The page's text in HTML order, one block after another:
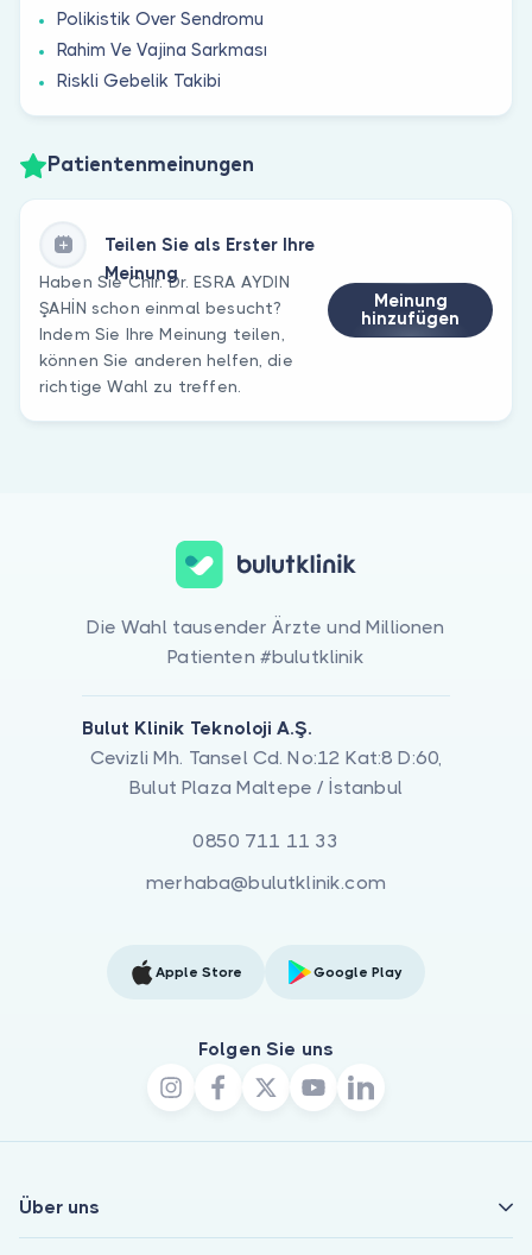
Polikistik Over Sendromu
Rahim Ve Vajina Sarkması
Riskli Gebelik Takibi
Patientenmeinungen
Teilen Sie als Erster Ihre
Meinung
Haben Sie Chir. Dr. ESRA AYDIN
ŞAHİN schon einmal besucht?
Indem Sie Ihre Meinung teilen,
können Sie anderen helfen, die
richtige Wahl zu treffen.
Meinung
hinzufügen
Die Wahl tausender Ärzte und Millionen
Patienten #bulutklinik
Bulut Klinik Teknoloji A.Ş.
Cevizli Mh. Tansel Cd. No:12 Kat:8 D:60,
Bulut Plaza Maltepe / İstanbul
0850 711 11 33
merhaba@bulutklinik.com
Apple Store Google Play
Folgen Sie uns
Über uns